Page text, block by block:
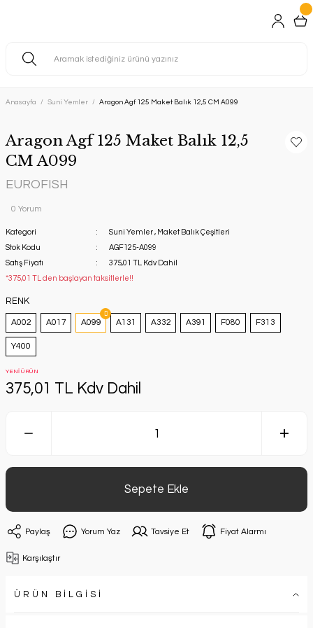
Anasayfa Suni Yemler Aragon Agf 125 Maket Balık 12,5 CM A099
Aragon Agf 125 Maket Balık 12,5
CM A099
EUROFISH
0 Yorum
Kategori Suni Yemler , Maket Balık Çeşitleri
Stok Kodu
AGF125-A099
Satış Fiyatı
375,01 TL Kdv Dahil
*375,01 TL den başlayan taksitlerle!!
RENK
A002 A017 A099 A131 A332 A391 F080 F313
Y400
YENİ ÜRÜN
375,01 TL Kdv Dahil
Sepete Ekle
Paylaş Yorum Yaz Tavsiye Et Fiyat Alarmı
Karşılaştır
ÜRÜN BİLGİSİ